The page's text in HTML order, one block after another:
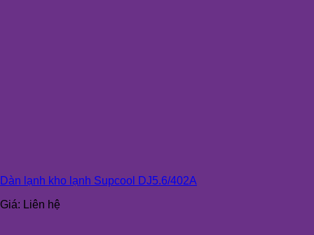
Dàn lạnh kho lạnh Supcool DJ5.6/402A
Giá: Liên hệ